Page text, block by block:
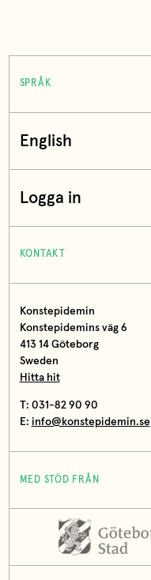
SPRÅK
English
Logga in
KONTAKT
Konstepidemin
Konstepidemins väg 6
413 14 Göteborg
Sweden
Hitta hit
T: 031-82 90 90
E: info@konstepidemin.se
MED STÖD FRÅN